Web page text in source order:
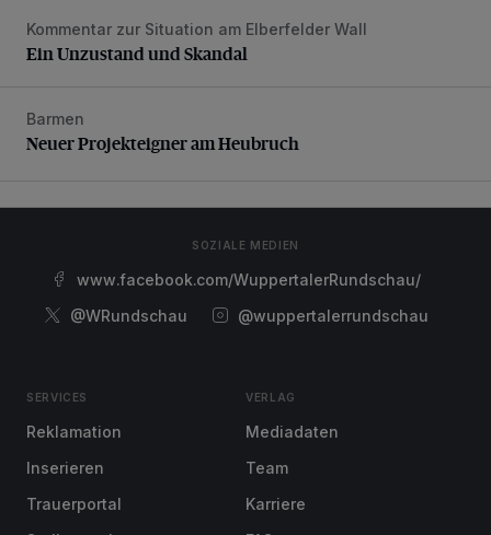
Ein Unzustand und Skandal
Kommentar zur Situation am Elberfelder Wall
Ein Unzustand und Skandal
Neuer Projekteigner am Heubruch
Barmen
Neuer Projekteigner am Heubruch
SOZIALE MEDIEN
www.facebook.com/WuppertalerRundschau/
@WRundschau
@wuppertalerrundschau
SERVICES
Reklamation
Inserieren
Trauerportal
VERLAG
Mediadaten
Team
Karriere